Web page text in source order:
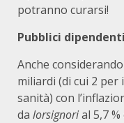
potranno curarsi!
Pubblici dipendenti
Anche
miliardi (di cui 2
sanità) con
da lorsignorial 5,7